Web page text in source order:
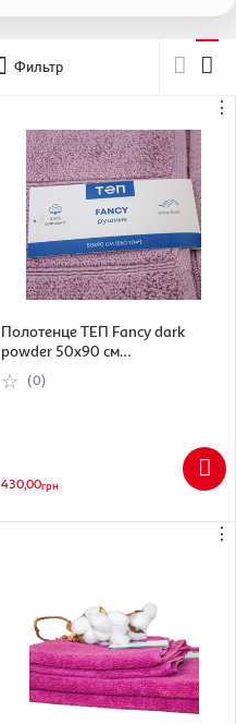
Фильтр
⋮
Полотенце ТЕП Fancy dark
powder 50x90 см
(Р-04180_29731)
(0)
430,00грн
⋮